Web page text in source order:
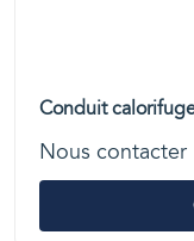
Conduit
Nous contacter